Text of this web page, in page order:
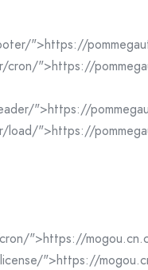
">https://
cron/">https://
">https://
load/">https://
">https://
">https://